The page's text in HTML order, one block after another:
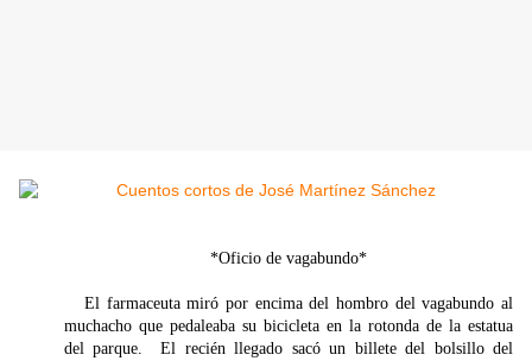
*Oficio de vagabundo*
El farmaceuta miró por encima del hombro del vagabundo al
muchacho que pedaleaba su bicicleta en la rotonda de la estatua
del parque. El recién llegado sacó un billete del bolsillo del